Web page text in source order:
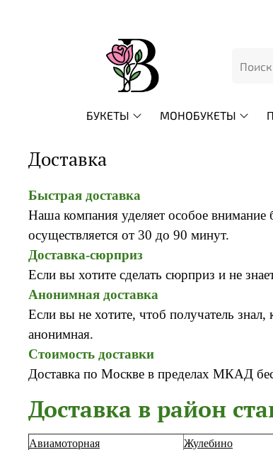
БУКЕТЫ МОНОБУКЕТЫ
Доставка
Быстрая доставка
Наша компания уделяет особое
осуществляется от 30 до 90 минут.
Доставка-сюрприз
Если вы хотите сделать сюрприз и не
Анонимная доставка
Если вы не хотите, чтоб получатель
анонимная.
Стоимость доставки
Доставка по Москве в пределах МКАД
Доставка в район
Авиамоторная Жулебино